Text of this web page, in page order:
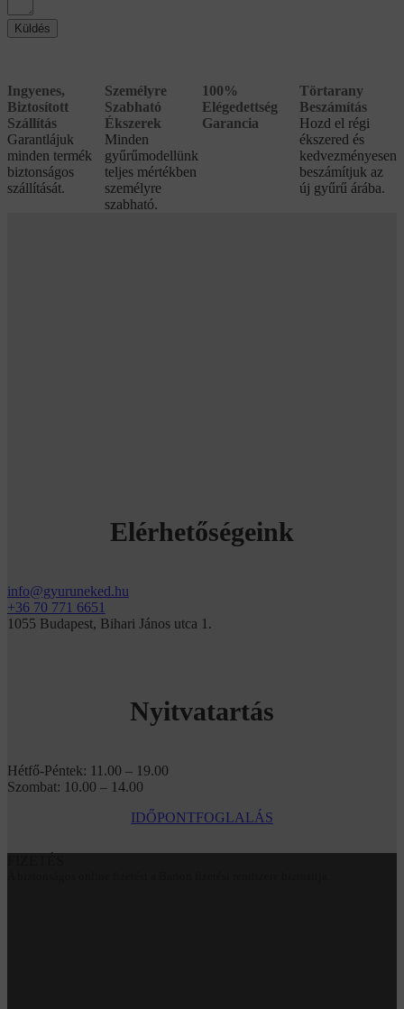
Küldés
Ingyenes,
Biztosított
Szállítás
Garantlájuk
minden termék
biztonságos
szállítását.
Személyre
Szabható
Ékszerek
Minden
gyűrűmodellünk
teljes mértékben
személyre
szabható.
100%
Elégedettség
Garancia
Törtarany
Beszámítás
Hozd el régi
ékszered és
kedvezményesen
beszámítjuk az
új gyűrű árába.
Elérhetőségeink
info@gyuruneked.hu
+36 70 771 6651
1055 Budapest, Bihari János utca 1.
Nyitvatartás
Hétfő-Péntek: 11.00 – 19.00
Szombat: 10.00 – 14.00
IDŐPONTFOGLALÁS